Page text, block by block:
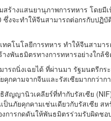
สร้างแสนยานุภาพการทหาร โดย
ซึ่งจะทำให้จีนสามารถต่อกรกับป
คโนโลยีการทหาร ทำให้จีนสามา
งพันธมิตรทางการทหารอย่างใก
รถนิ่งเฉยได้ ที่ผ่านมา รัฐมนตรีกร
กคามจากจีนและรัสเซียมากกว่าก
ญญานิวเคลียร์ที่ทำกับรัสเซีย
ป็นภัยคุกคามเช่นเดียวกับรัสเซีย
การกดดันให้พันธมิตรร่วมรับผิดช